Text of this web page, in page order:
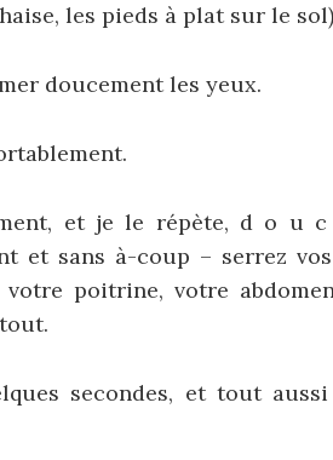
les pieds à plat sur le
doucement les yeux.
et je le répète, d o u
et sans à-coup – serrez
poitrine, votre
secondes, et tout